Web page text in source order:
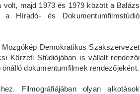
majd 1973 és 1979 között a Balázs
Híradó- és Dokumentumfilmstúdió
Demokratikus Szakszervezet
Körzeti Stúdiójában is vállalt rendezői
dokumentumfilmek rendezőjeként.
Filmográfiájában olyan alkotások